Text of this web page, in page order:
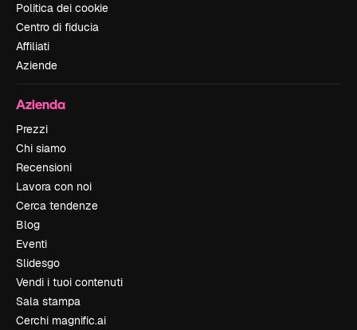
Politica dei cookie
Centro di fiducia
Affiliati
Aziende
Azienda
Prezzi
Chi siamo
Recensioni
Lavora con noi
Cerca tendenze
Blog
Eventi
Slidesgo
Vendi i tuoi contenuti
Sala stampa
Cerchi magnific.ai